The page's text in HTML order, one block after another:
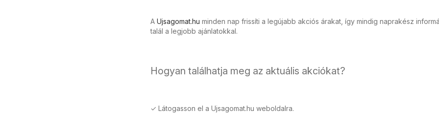
A Ujsagomat.hu minden nap frissíti a legújabb akciós árakat, így mindig naprakész
talál a legjobb ajánlatokkal.
Hogyan találhatja meg az aktuális akciókat?
✓ Látogasson el a Ujsagomat.hu weboldalra.